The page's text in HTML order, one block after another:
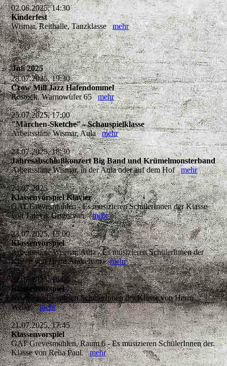
02.06.2025, 14:30
Kinderfest
Wismar, Reithalle, Tanzklassemehr
Juli 2025
28.07.2025, 19:30
Crow Mill Jazz Hafendommel
Rostock, Warnowufer 65mehr
25.07.2025, 17:00
"Märchen-Sketche" - Schauspielklasse
Arbeitsstätte Wismar, Aulamehr
24.07.2025, 18:30
Jahresabschlußkonzert Big Band und Krümelmonsterband
Arbeitsstätte Wismar, in der Aula oder auf dem Hofmehr
24.07.2025
Klassenvorspiel Klavier
GAT Grevesmühlen - Es musizieren SchülerInnen der Klasse
von Tatevik Grigoryan.mehr
23.07.2025, 15:00
Klassenvorspiel
Arbeitsstätte Wismar, Aula - Es musizieren SchülerInnen der
Klasse von Hrant Arakelyan.mehr
22.07.2025, 16:00
Klassenvorspiel
Neuburg - Es spielen SchülerInnen der Klasse von Herrn
Welke.mehr
21.07.2025, 17:45
Klassenvorspiel
GAT Grevesmühlen, Raum 6 - Es musizieren SchülerInnen der
Klasse von Relia Paul.mehr